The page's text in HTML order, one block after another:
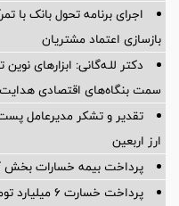
اجرای برنامه تحول بانک با
بازسازی اعتماد مشتریان
دکتر للـه‌گانی: ابزارهای
سمت بنگاه‌های اقتصادی
تقدیر و تشکر مدیرعامل پست
ارز اربعین
پرداخت بیمه خسارات
پرداخت